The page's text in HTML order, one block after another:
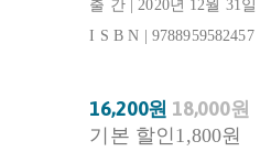
출 간 | 2020년 12월 31일
I S B N | 9788959582457
16,200원 18,000원
기본 할인 1,800원